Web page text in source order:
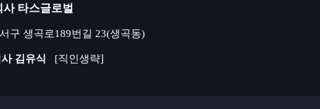
로벌
곡로189번길 23(생곡동)
식 [직인생략]